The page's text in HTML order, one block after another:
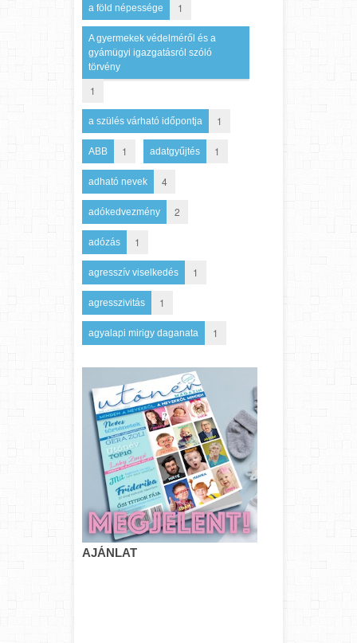
a föld népessége 1
A gyermekek védelméről és a
gyámügyi igazgatásról szóló
törvény
1
a szülés várható időpontja 1
ABB 1 adatgyűjtés 1
adható nevek 4
adókedvezmény 2
adózás 1
agresszív viselkedés 1
agresszivitás 1
agyalapi mirigy daganata 1
AJÁNLAT